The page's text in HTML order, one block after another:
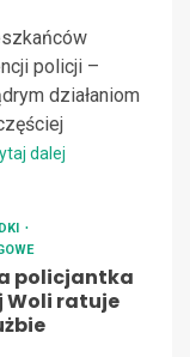
policji –
działaniom
dalej
policjantka
Woli ratuje